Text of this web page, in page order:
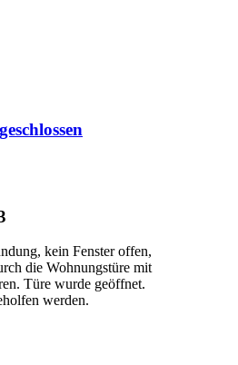
kein Fenster offen,
die Wohnungstüre mit
Türe wurde geöffnet.
werden.